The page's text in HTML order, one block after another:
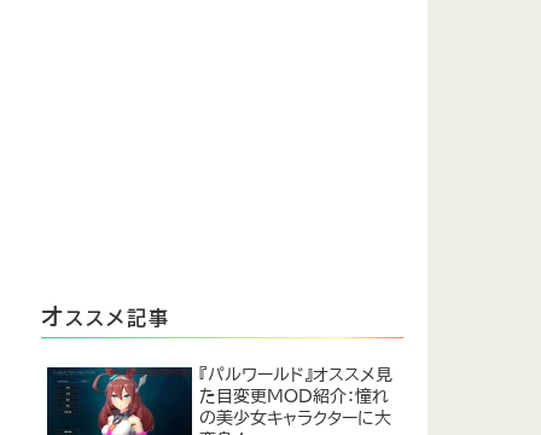
オ ススメ記事
『パルワールド』オススメ見
た目変更MOD紹介：憧れ
の美少女キャラクターに大